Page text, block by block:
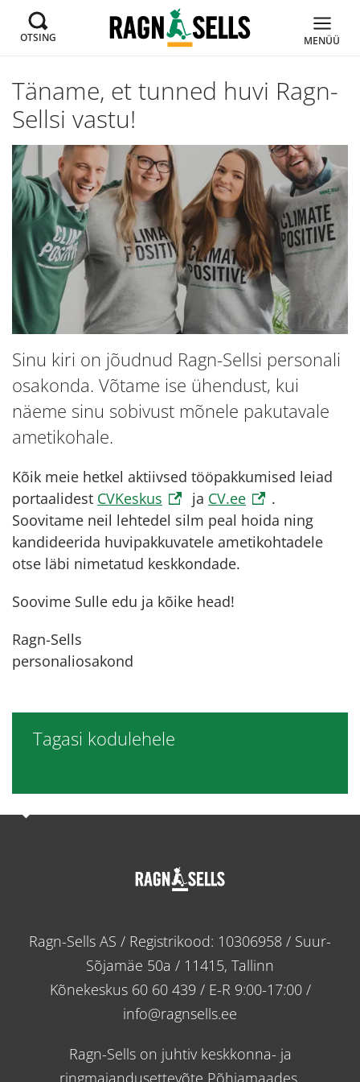
OTSING MENÜÜ
Täname, et tunned huvi Ragn-
Sellsi vastu!
Sinu kiri on jõudnud Ragn-Sellsi personali
osakonda. Võtame ise ühendust, kui
näeme sinu sobivust mõnele pakutavale
ametikohale.
Kõik meie hetkel aktiivsed tööpakkumised leiad
portaalidest CVKeskus ja CV.ee
.
Soovitame neil lehtedel silm peal hoida ning
kandideerida huvipakkuvatele ametikohtadele
otse läbi nimetatud keskkondade.
Soovime Sulle edu ja kõike head!
Ragn-Sells
personaliosakond
Tagasi kodulehele
Ragn-Sells AS / Registrikood: 10306958 / Suur-
Sõjamäe 50a / 11415, Tallinn
Kõnekeskus 60 60 439 / E-R 9:00-17:00 /
info@ragnsells.ee
Ragn-Sells on juhtiv keskkonna- ja
ringmajandusettevõte Põhjamaades.